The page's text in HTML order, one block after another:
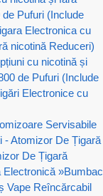
Pufuri (Include
Electronica cu
nicotină Reduceri)
cu nicotină și
de Pufuri (Include
Electronice cu
Servisabile
- Atomizor De Țigară
De Țigară
Electronică »Bumbac
Vape Reîncărcabil